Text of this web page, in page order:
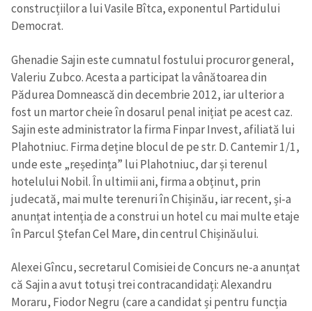
construcțiilor a lui Vasile Bîtca, exponentul Partidului
Democrat.
Ghenadie Sajin este cumnatul fostului procuror general,
Valeriu Zubco. Acesta a participat la vânătoarea din
Pădurea Domnească din decembrie 2012, iar ulterior a
fost un martor cheie în dosarul penal inițiat pe acest caz.
Sajin este administrator la firma Finpar Invest, afiliată lui
Plahotniuc. Firma deține blocul de pe str. D. Cantemir 1/1,
unde este „reședința” lui Plahotniuc, dar și terenul
hotelului Nobil. În ultimii ani, firma a obținut, prin
judecată, mai multe terenuri în Chișinău, iar recent, și-a
anunțat intenția de a construi un hotel cu mai multe etaje
în Parcul Ștefan Cel Mare, din centrul Chișinăului.
Alexei Gîncu, secretarul Comisiei de Concurs ne-a anunțat
că Sajin a avut totuși trei contracandidați: Alexandru
Moraru, Fiodor Negru (care a candidat și pentru funcția